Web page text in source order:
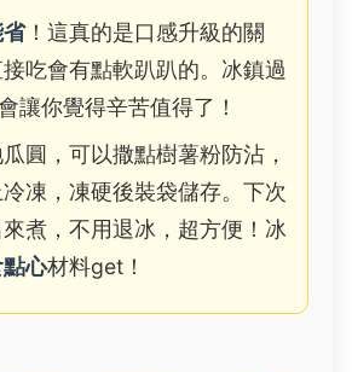
！這真的是口感升級的關
吃會有點軟趴趴的。冰鎮過
讓你覺得辛苦值得了！
圓，可以撒點樹薯粉防沾，
凍，凍硬後裝袋儲存。下次
煮，不用退冰，超方便！冰
心材料get！